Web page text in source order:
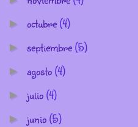
► octubre(4)
► septiembre(5)
► agosto(4)
► julio(4)
► junio(5)